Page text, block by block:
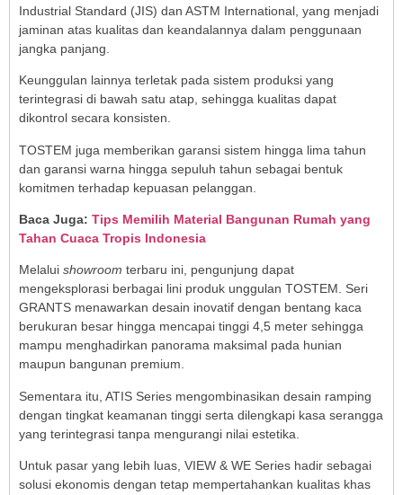
Industrial Standard (JIS) dan ASTM International, yang menjadi
jaminan atas kualitas dan keandalannya dalam penggunaan
jangka panjang.
Keunggulan lainnya terletak pada sistem produksi yang
terintegrasi di bawah satu atap, sehingga kualitas dapat
dikontrol secara konsisten.
TOSTEM juga memberikan garansi sistem hingga lima tahun
dan garansi warna hingga sepuluh tahun sebagai bentuk
komitmen terhadap kepuasan pelanggan.
Baca Juga: Tips Memilih Material Bangunan Rumah yang
Tahan Cuaca Tropis Indonesia
Melalui showroom terbaru ini, pengunjung dapat
mengeksplorasi berbagai lini produk unggulan TOSTEM. Seri
GRANTS menawarkan desain inovatif dengan bentang kaca
berukuran besar hingga mencapai tinggi 4,5 meter sehingga
mampu menghadirkan panorama maksimal pada hunian
maupun bangunan premium.
Sementara itu, ATIS Series mengombinasikan desain ramping
dengan tingkat keamanan tinggi serta dilengkapi kasa serangga
yang terintegrasi tanpa mengurangi nilai estetika.
Untuk pasar yang lebih luas, VIEW & WE Series hadir sebagai
solusi ekonomis dengan tetap mempertahankan kualitas khas